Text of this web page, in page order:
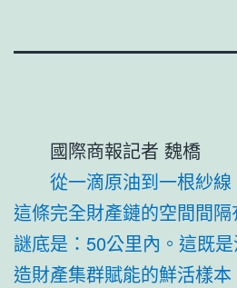
國際商報記者 魏橋
從一滴原油到一根紗線
這條完全財產鏈的空間間隔
謎底是：50公里內。這既
造財產集群賦能的鮮活樣